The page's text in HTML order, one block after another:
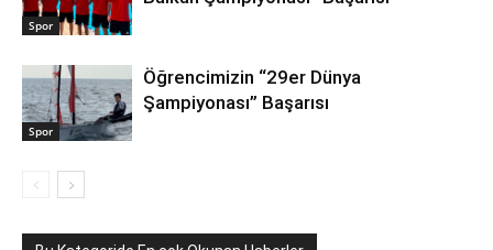
Spor
Spor
Öğrencimizin “29er Dünya
Şampiyonası” Başarısı